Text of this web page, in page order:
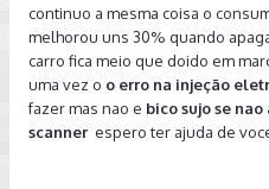
continuo a mesma coisa o
melhorou uns 30% quando
carro fica meio que doido em
uma vez o o erro na injeção
fazer mas nao e bico sujo se
scanner espero ter ajuda de